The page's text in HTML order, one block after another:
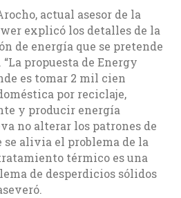
actual asesor de la
explicó los detalles de la
de energía que se pretende
propuesta de Energy
es tomar 2 mil cien
por reciclaje,
y producir energía
no alterar los patrones de
se alivia el problema de la
térmico es una
de desperdicios sólidos